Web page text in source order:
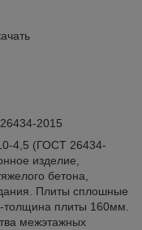
2015
4,5 (ГОСТ 26434-
изделие,
бетона,
Плиты сплошные
плиты 160мм.
межэтажных